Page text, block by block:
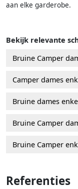
aan elke garderobe.
Bekijk relevante
Bruine Camper
Camper dames
Bruine dames
Bruine Camper
Bruine Camper
Referenties